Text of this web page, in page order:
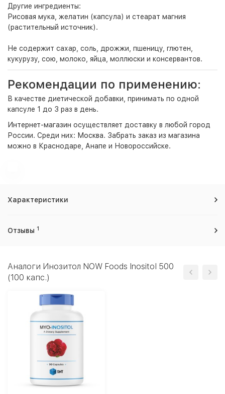
Другие ингредиенты:
Рисовая мука, желатин (капсула) и стеарат магния
(растительный источник).
Не содержит сахар, соль, дрожжи, пшеницу, глютен,
кукурузу, сою, молоко, яйца, моллюски и консервантов.
Рекомендации по применению:
В качестве диетической добавки, принимать по одной
капсуле 1 до 3 раз в день.
Интернет-магазин осуществляет доставку в любой город
России. Среди них: Москва. Забрать заказ из магазина
можно в Краснодаре, Анапе и Новороссийске.
Характеристики
Отзывы 1
Аналоги Инозитол NOW Foods Inositol 500
(100 капс.)